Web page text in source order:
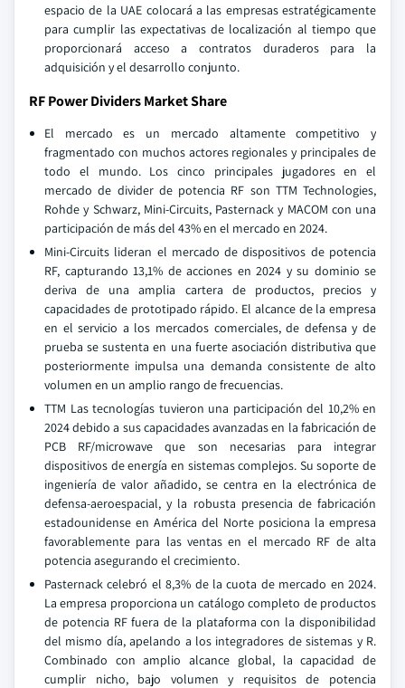
espacio de la UAE colocará a las empresas estratégicamente
para cumplir las expectativas de localización al tiempo que
proporcionará acceso a contratos duraderos para la
adquisición y el desarrollo conjunto.
RF Power Dividers Market Share
El mercado es un mercado altamente competitivo y
fragmentado con muchos actores regionales y principales de
todo el mundo. Los cinco principales jugadores en el
mercado de divider de potencia RF son TTM Technologies,
Rohde y Schwarz, Mini-Circuits, Pasternack y MACOM con una
participación de más del 43% en el mercado en 2024.
Mini-Circuits lideran el mercado de dispositivos de potencia
RF, capturando 13,1% de acciones en 2024 y su dominio se
deriva de una amplia cartera de productos, precios y
capacidades de prototipado rápido. El alcance de la empresa
en el servicio a los mercados comerciales, de defensa y de
prueba se sustenta en una fuerte asociación distributiva que
posteriormente impulsa una demanda consistente de alto
volumen en un amplio rango de frecuencias.
TTM Las tecnologías tuvieron una participación del 10,2% en
2024 debido a sus capacidades avanzadas en la fabricación de
PCB RF/microwave que son necesarias para integrar
dispositivos de energía en sistemas complejos. Su soporte de
ingeniería de valor añadido, se centra en la electrónica de
defensa-aeroespacial, y la robusta presencia de fabricación
estadounidense en América del Norte posiciona la empresa
favorablemente para las ventas en el mercado RF de alta
potencia asegurando el crecimiento.
Pasternack celebró el 8,3% de la cuota de mercado en 2024.
La empresa proporciona un catálogo completo de productos
de potencia RF fuera de la plataforma con la disponibilidad
del mismo día, apelando a los integradores de sistemas y R.
Combinado con amplio alcance global, la capacidad de
cumplir nicho, bajo volumen y requisitos de potencia